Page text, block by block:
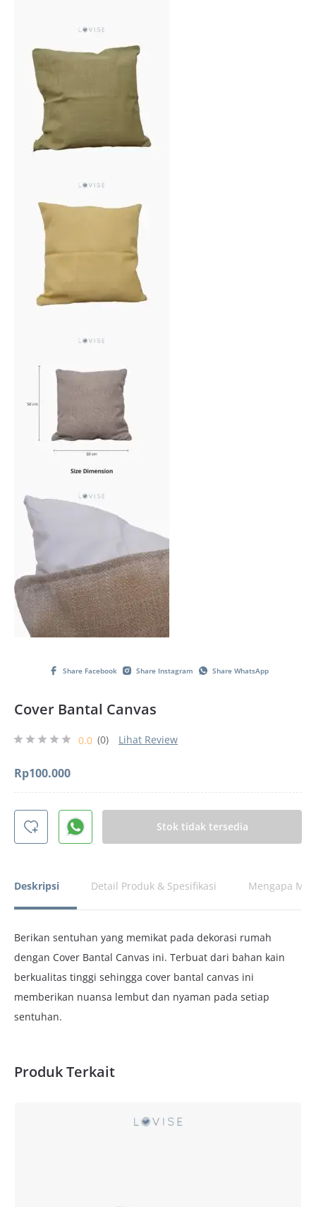
Share Facebook Share Instagram Share WhatsApp
Cover Bantal Canvas
0.0 (0) Lihat Review
Rp100.000
Stok tidak tersedia
Deskripsi Detail Produk & Spesifikasi Mengapa
Berikan sentuhan yang memikat pada dekorasi rumah
dengan Cover Bantal Canvas ini. Terbuat dari bahan kain
berkualitas tinggi sehingga cover bantal canvas ini
memberikan nuansa lembut dan nyaman pada setiap
sentuhan.
Produk Terkait